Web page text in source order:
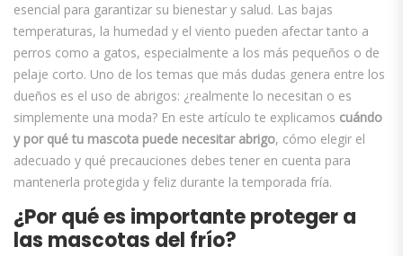
esencial para garantizar su bienestar y salud. Las bajas
temperaturas, la humedad y el viento pueden afectar tanto a
perros como a gatos, especialmente a los más pequeños o de
pelaje corto. Uno de los temas que más dudas genera entre los
dueños es el uso de abrigos: ¿realmente lo necesitan o es
simplemente una moda? En este artículo te explicamos cuándo
y por qué tu mascota puede necesitar abrigo, cómo elegir el
adecuado y qué precauciones debes tener en cuenta para
mantenerla protegida y feliz durante la temporada fría.
¿Por qué es importante proteger a
las mascotas del frío?